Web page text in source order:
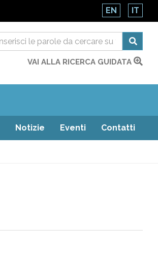
EN IT
VAI ALLA RICERCA GUIDATA
Notizie Eventi Contatti